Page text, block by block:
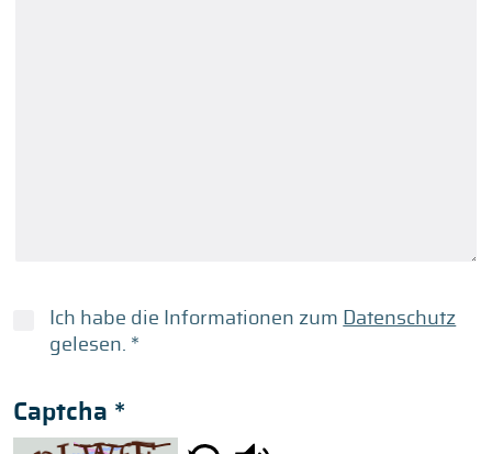
Ich habe die Informationen zum Datenschutz
gelesen. *
Captcha *